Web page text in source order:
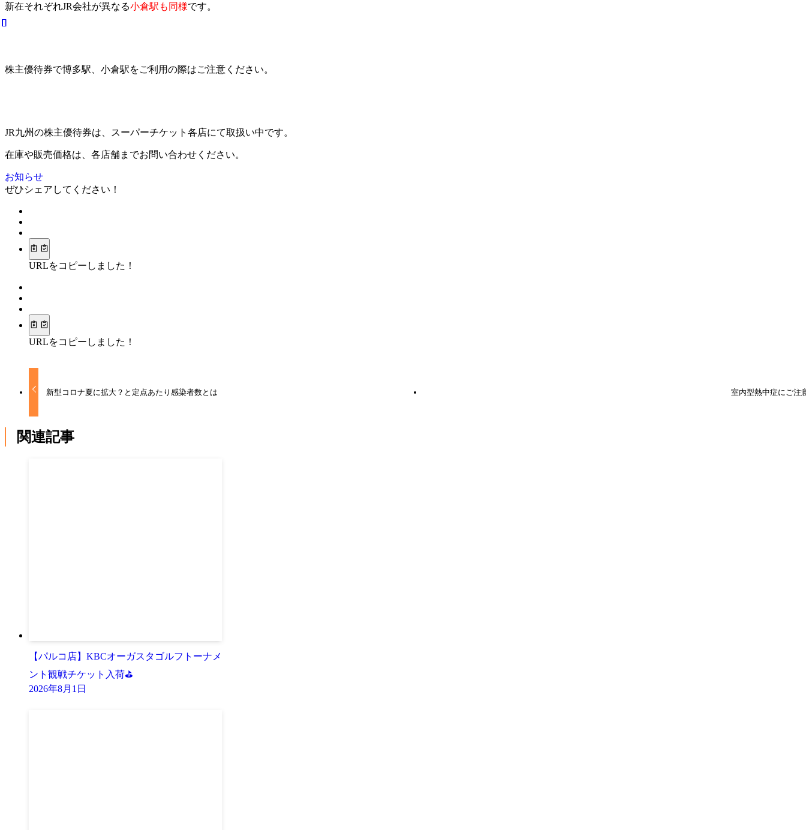
新在それぞれJR会社が異なる小倉駅も同様です。
株主優待券で博多駅、小倉駅をご利用の際はご注意ください。
JR九州の株主優待券は、スーパーチケット各店にて取扱い中です。
在庫や販売価格は、各店舗までお問い合わせください。
お知らせ
ぜひシェアしてください！
URLをコピーしました！
URLをコピーしました！
新型コロナ夏に拡大？と定点あたり感染者数とは 室内型熱中症にご注
関連記事
【パルコ店】KBCオーガスタゴルフトーナメ
ント観戦チケット入荷⛳
2026年8月1日